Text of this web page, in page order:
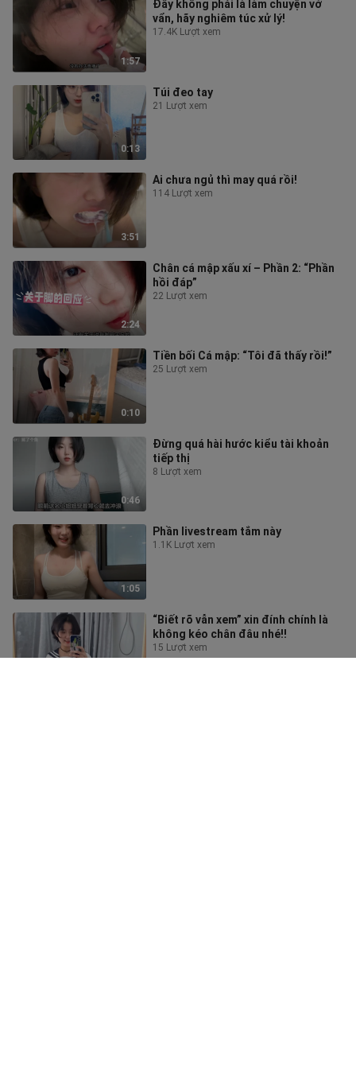
1:57
Đây không phải là làm chuyện vớ
vẩn, hãy nghiêm túc xử lý!
17.4K Lượt xem
0:13
Túi đeo tay
21 Lượt xem
3:51
Ai chưa ngủ thì may quá rồi!
114 Lượt xem
2:24
Chân cá mập xấu xí – Phần 2: “Phần
hồi đáp”
22 Lượt xem
0:10
Tiền bối Cá mập: “Tôi đã thấy rồi!”
25 Lượt xem
0:46
Đừng quá hài hước kiểu tài khoản
tiếp thị
8 Lượt xem
1:05
Phần livestream tắm này
1.1K Lượt xem
“Biết rõ vẫn xem” xin đính chính là
không kéo chân đâu nhé!!
15 Lượt xem